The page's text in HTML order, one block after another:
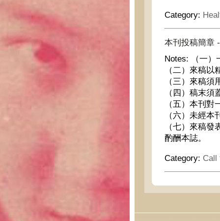
Category:
本刊投稿簡章 -
Notes:
（一
（二）來稿
（三）來稿
（四）稿末
（五）本刊
（六）未經
（七）來稿
酌酬本誌。
Category: Call